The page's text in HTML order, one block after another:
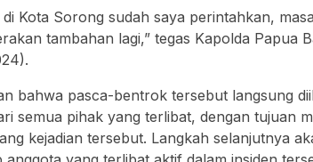
di Kota Sorong sudah saya perintahkan,
tambahan lagi,” tegas Kapolda Papua
bahwa pasca-bentrok tersebut langsung
semua pihak yang terlibat, dengan tujuan
kejadian tersebut. Langkah selanjutnya